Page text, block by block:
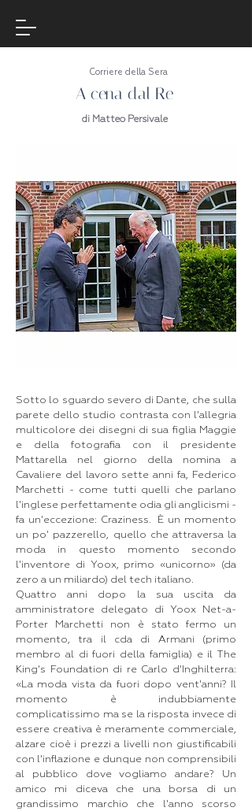
Corriere della Sera
A cena dal Re
di Matteo Persivale
Sotto lo sguardo severo di Dante, che sulla
parete dello studio contrasta con l'allegria
multicolore dei disegni di sua figlia Maggie
e della fotografia con il presidente
Mattarella nel giorno della nomina a
Cavaliere del lavoro sette anni fa, Federico
Marchetti - come tutti quelli che parlano
l'inglese perfettamente odia gli anglicismi -
fa un'eccezione: Craziness. È un momento
un po' pazzerello, quello che attraversa la
moda in questo momento secondo
l'inventore di Yoox, primo «unicorno» (da
zero a un miliardo) del tech italiano.
Quattro anni dopo la sua uscita da
amministratore delegato di Yoox Net-a-
Porter Marchetti non è stato fermo un
momento, tra il cda di Armani (primo
membro al di fuori della famiglia) e il The
King's Foundation di re Carlo d'Inghilterra:
«La moda vista da fuori dopo vent'anni? Il
momento è indubbiamente
complicatissimo ma se la risposta invece di
essere creativa è meramente commerciale,
alzare cioè i prezzi a livelli non giustificabili
con l'inflazione e dunque non comprensibili
al pubblico dove vogliamo andare? Un
amico mi diceva che una borsa di un
grandissimo marchio che l'anno scorso